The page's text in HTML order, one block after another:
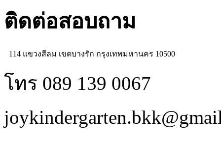
ติดต่อสอบถาม
114 แขวงสีลม เขตบางรัก กรุงเทพมหานคร 10500
โทร 089 139 0067